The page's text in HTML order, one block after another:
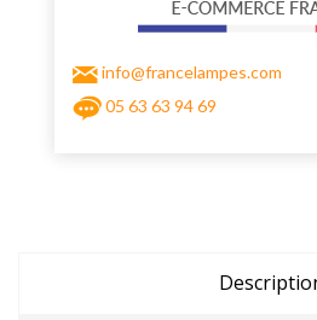
info@francelampes.com
05 63 63 94 69